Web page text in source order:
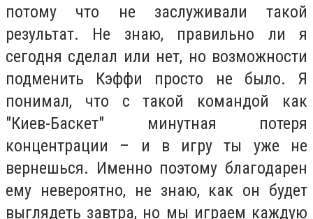
потому что не заслуживали такой
результат. Не знаю, правильно ли я
сегодня сделал или нет, но возможности
подменить Кэффи просто не было. Я
понимал, что с такой командой как
"Киев-Баскет" минутная потеря
концентрации – и в игру ты уже не
вернешься. Именно поэтому благодарен
ему невероятно, не знаю, как он будет
выглядеть завтра, но мы играем каждую